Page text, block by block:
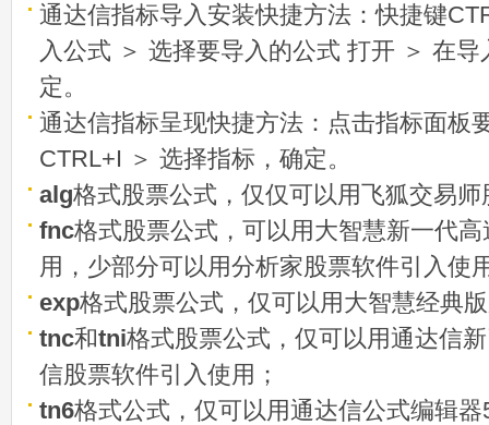
通达信指标导入安装快捷方法：快捷键
入公式 ＞ 选择要导入的公式 打开 ＞ 在
定。
通达信指标呈现快捷方法：点击指标面板
CTRL+I ＞ 选择指标，确定。
alg格式股票公式，仅仅可以用飞狐交易
fnc格式股票公式，可以用大智慧新一代
用，少部分可以用分析家股票软件引入使
exp格式股票公式，仅可以用大智慧经典
tnc和tni格式股票公式，仅可以用通达信
信股票软件引入使用；
tn6格式公式，仅可以用通达信公式编辑